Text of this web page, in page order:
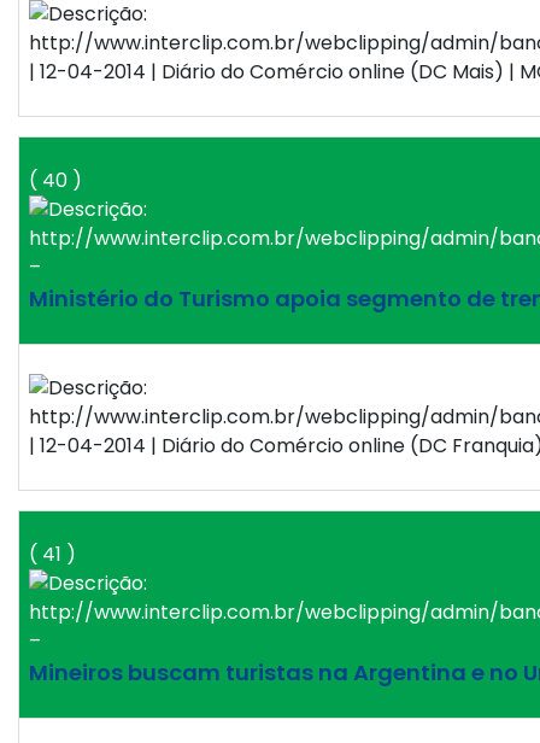
| 12-04-2014 | Diário do Comércio online (DC Mais) |
( 40 )
–
Ministério do Turismo apoia segmento de
| 12-04-2014 | Diário do Comércio online (DC
( 41 )
–
Mineiros buscam turistas na Argentina e no